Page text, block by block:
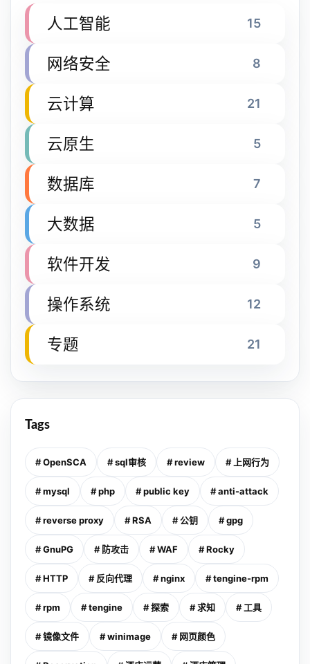
人工智能 15
网络安全 8
云计算 21
云原生 5
数据库 7
大数据 5
软件开发 9
操作系统 12
专题 21
Tags
# OpenSCA # sql审核 # review # 上网行为
# mysql # php # public key # anti-attack
# reverse proxy # RSA # 公钥 # gpg
# GnuPG # 防攻击 # WAF # Rocky
# HTTP # 反向代理 # nginx # tengine-rpm
# rpm # tengine # 探索 # 求知 # 工具
# 镜像文件 # winimage # 网页颜色